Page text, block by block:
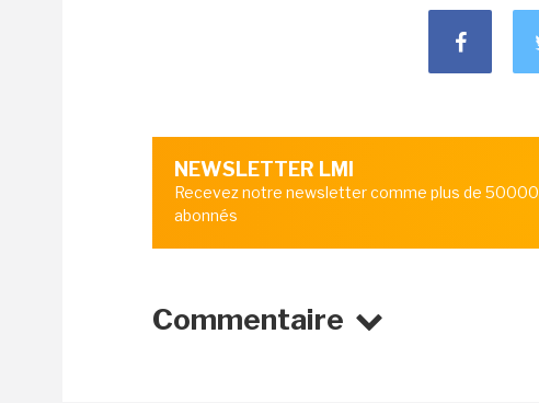
NEWSLETTER LMI
Recevez notre newsletter comme plus de 50000
abonnés
Commentaire